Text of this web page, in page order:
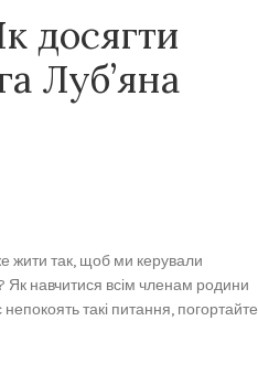
досягти
Луб’яна
жити так, щоб ми керували
Як навчитися всім членам родини
такі питання, погортайте